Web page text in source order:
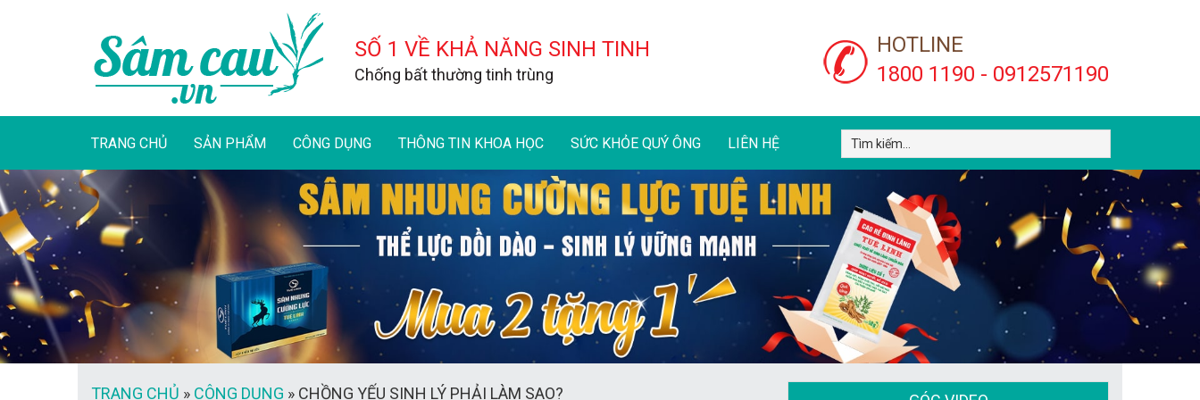
SỐ 1 VỀ KHẢ NĂNG SINH TINH
Chống bất thường tinh trùng
HOTLINE
1800 1190 - 0912571190
TRANG CHỦ SẢN PHẨM CÔNG DỤNG THÔNG TIN KHOA HỌC SỨC KHỎE QUÝ ÔNG LIÊN HỆ
TRANG CHỦ » CÔNG DỤNG » CHỒNG YẾU SINH LÝ PHẢI LÀM SAO?